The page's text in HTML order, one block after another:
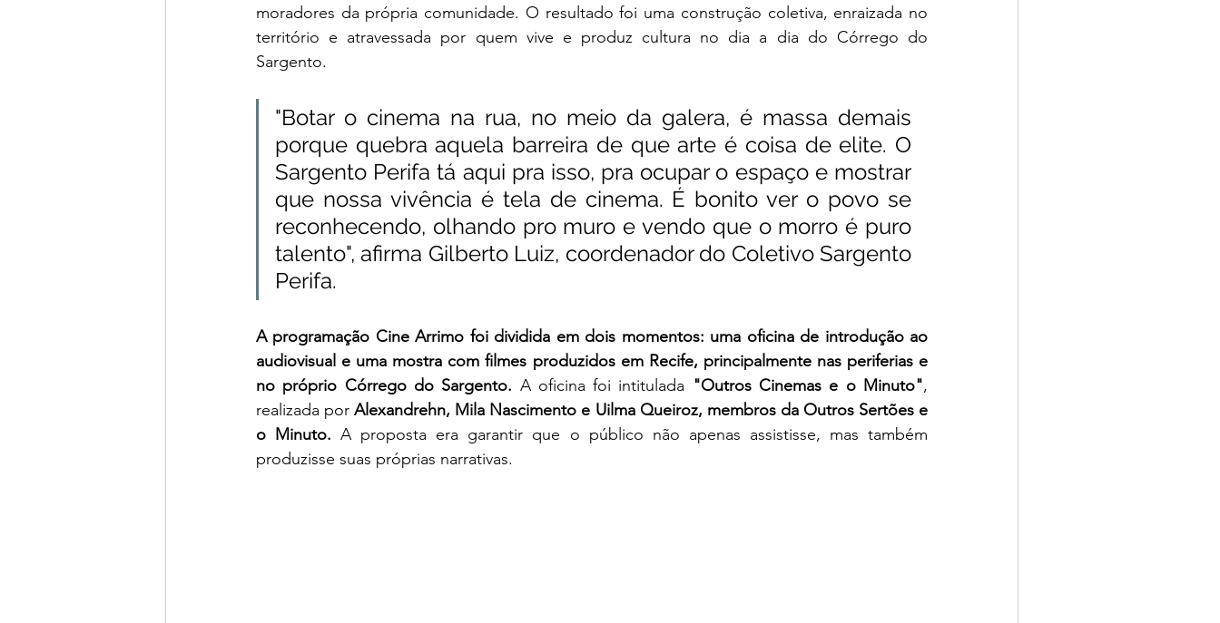
moradores da própria comunidade. O resultado foi uma construção coletiva, enraizada no
território e atravessada por quem vive e produz cultura no dia a dia do Córrego do
Sargento.
"Botar o cinema na rua, no meio da galera, é massa demais
porque quebra aquela barreira de que arte é coisa de elite. O
Sargento Perifa tá aqui pra isso, pra ocupar o espaço e mostrar
que nossa vivência é tela de cinema. É bonito ver o povo se
reconhecendo, olhando pro muro e vendo que o morro é puro
talento", afirma Gilberto Luiz, coordenador do Coletivo Sargento
Perifa.
A programação Cine Arrimo foi dividida em dois momentos: uma oficina de introdução ao
audiovisual e uma mostra com filmes produzidos em Recife, principalmente nas periferias e
no próprio Córrego do Sargento. A oficina foi intitulada "Outros Cinemas e o Minuto",
realizada por Alexandrehn, Mila Nascimento e Uilma Queiroz, membros da Outros Sertões e
o Minuto. A proposta era garantir que o público não apenas assistisse, mas também
produzisse suas próprias narrativas.